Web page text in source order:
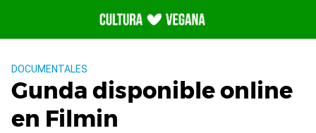
contenido
DOCUMENTALES
Gunda disponible online
en Filmin